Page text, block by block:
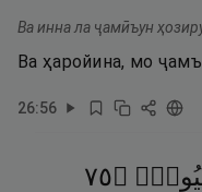
Ва инна ла ҷамӣъун
Ва ҳаройина, мо
26:56
۝٥٧